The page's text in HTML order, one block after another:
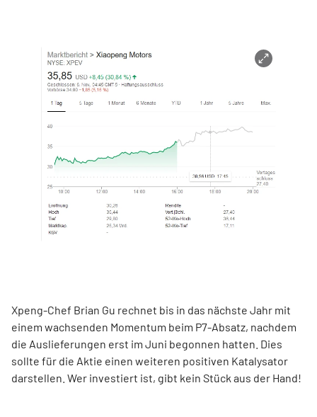
Xpeng-Chef Brian Gu rechnet bis in das nächste Jahr mit
einem wachsenden Momentum beim P7-Absatz, nachdem
die Auslieferungen erst im Juni begonnen hatten. Dies
sollte für die Aktie einen weiteren positiven Katalysator
darstellen. Wer investiert ist, gibt kein Stück aus der Hand!